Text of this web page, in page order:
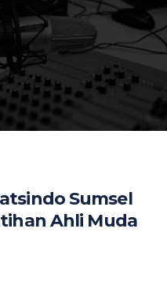
Sumsel
Ahli Muda